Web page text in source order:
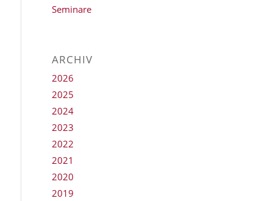
Seminare
ARCHIV
2026
2025
2024
2023
2022
2021
2020
2019